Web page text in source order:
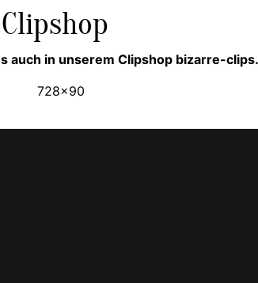
Clipshop
auch in unserem Clipshop bizarre-